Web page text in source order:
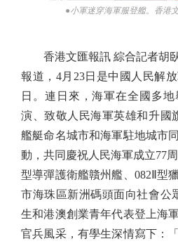
●小軍迷穿海軍服登艦。香港
香港文匯報訊 綜合記者胡臥
報道，4月23日是中國人民解
日。連日來，海軍在全國多
演、致敬人民海軍英雄和升國
艦艇命名城市和海軍駐地城市
動，共同慶祝人民海軍成立77
型導彈護衛艦贛州艦、082Ⅱ型
市海珠區新洲碼頭面向社會公
生和港澳創業青年代表登上海
官兵風采，有學生深情寫下：